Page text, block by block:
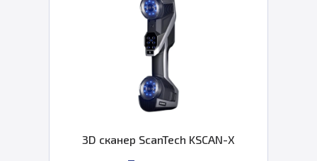
3D сканер ScanTech KSCAN-X